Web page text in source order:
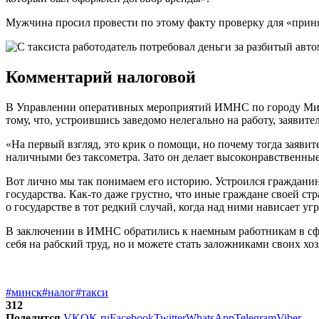
Мужчина просил провести по этому факту проверку для
Комментарий налоговой
В Управлении оперативных мероприятий ИМНС по городу
тому, что, устроившись заведомо нелегально на работу,
«На первый взгляд, это крик о помощи, но почему тогда
наличными без таксометра. Зато он делает
Вот лично мы так понимаем его историю. Устроился
государства. Как-то даже грустно, что иные граждане своей
о государстве в тот редкий случай, когда над ними нависает
В заключении в ИМНС обратились к наемным работникам в
себя на рабский труд, но и можете стать заложниками своих
#минск#налог#такси
312